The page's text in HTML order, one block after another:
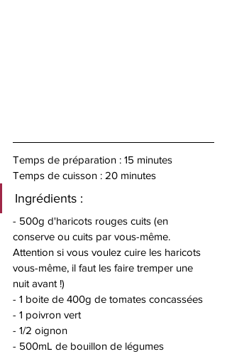
Temps de préparation : 15 minutes
Temps de cuisson : 20 minutes
Ingrédients :
- 500g d'haricots rouges cuits (en
conserve ou cuits par vous-même.
Attention si vous voulez cuire les haricots
vous-même, il faut les faire tremper une
nuit avant !)
- 1 boite de 400g de tomates concassées
- 1 poivron vert
- 1/2 oignon
- 500mL de bouillon de légumes